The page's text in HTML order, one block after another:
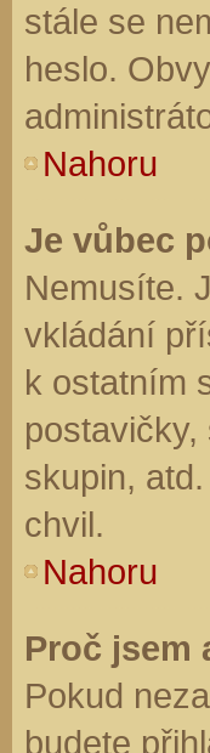
stále se
heslo.
Nahoru
Je vůbec
Nemusíte.
vkládání
k ostatním
skupin,
chvil.
Nahoru
Proč jsem
Pokud
budete